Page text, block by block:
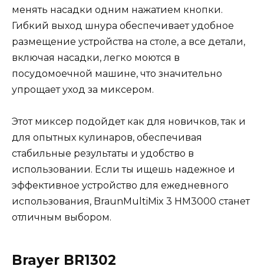
менять насадки одним нажатием кнопки.
Гибкий выход шнура обеспечивает удобное
размещение устройства на столе, а все детали,
включая насадки, легко моются в
посудомоечной машине, что значительно
упрощает уход за миксером.
Этот миксер подойдет как для новичков, так и
для опытных кулинаров, обеспечивая
стабильные результаты и удобство в
использовании. Если ты ищешь надежное и
эффективное устройство для ежедневного
использования, BraunMultiMix 3 HM3000 станет
отличным выбором.
Brayer BR1302